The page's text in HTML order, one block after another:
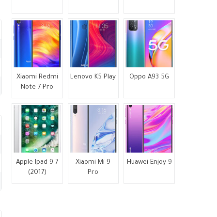
Xiaomi Redmi
Note 7 Pro
Lenovo K5 Play Oppo A93 5G
Apple Ipad 9 7
(2017)
Xiaomi Mi 9
Pro
Huawei Enjoy 9